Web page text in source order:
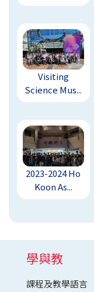
Visiting
Science Mus...
2023-2024 Ho
Koon As...
學與教
課程及教學語言